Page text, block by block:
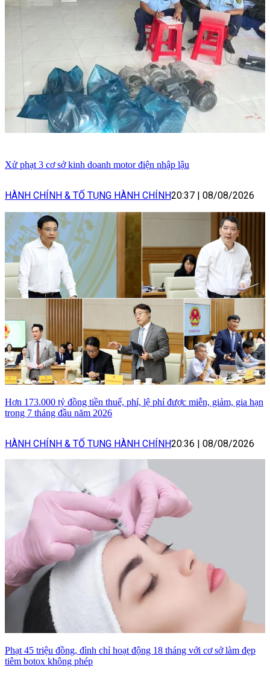
Xử phạt 3 cơ sở kinh doanh motor điện nhập lậu
HÀNH CHÍNH & TỐ TỤNG HÀNH CHÍNH20:37 | 08/08/2026
Hơn 173.000 tỷ đồng tiền thuế, phí, lệ phí được miễn, giảm, gia hạn
trong 7 tháng đầu năm 2026
HÀNH CHÍNH & TỐ TỤNG HÀNH CHÍNH20:36 | 08/08/2026
Phạt 45 triệu đồng, đình chỉ hoạt động 18 tháng với cơ sở làm đẹp
tiêm botox không phép